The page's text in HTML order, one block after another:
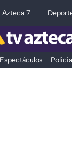
Azteca 7
Espectáculos